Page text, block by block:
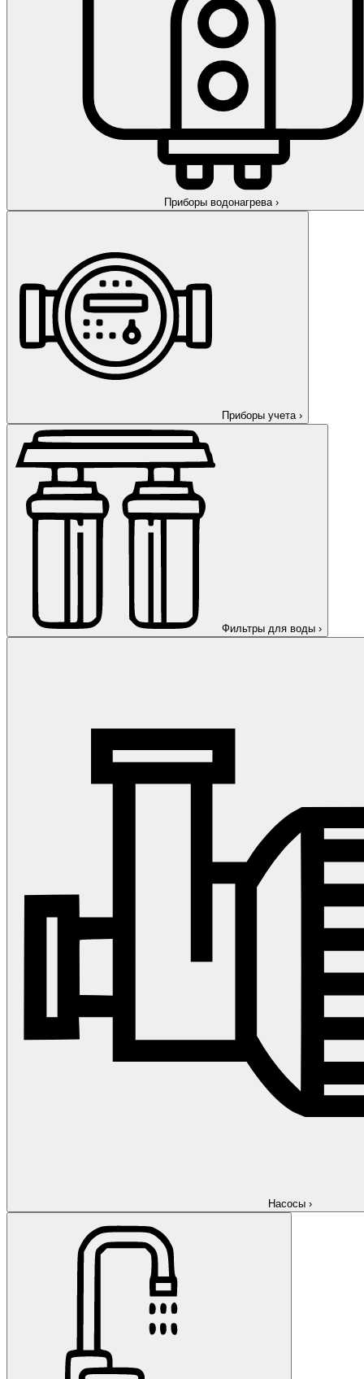
Приборы водонагрева ›
Приборы учета ›
Фильтры для воды ›
Насосы ›